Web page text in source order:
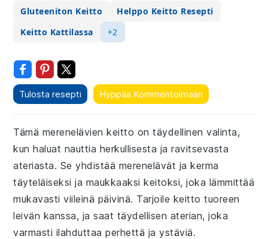
Gluteeniton Keitto
Helppo Keitto Resepti
Keitto Kattilassa
+2
Tulosta resepti Hyppää Kommentoimaan
Tämä merenelävien keitto on täydellinen valinta,
kun haluat nauttia herkullisesta ja ravitsevasta
ateriasta. Se yhdistää merenelävät ja kerma
täyteläiseksi ja maukkaaksi keitoksi, joka lämmittää
mukavasti viileinä päivinä. Tarjoile keitto tuoreen
leivän kanssa, ja saat täydellisen aterian, joka
varmasti ilahduttaa perhettä ja ystäviä.